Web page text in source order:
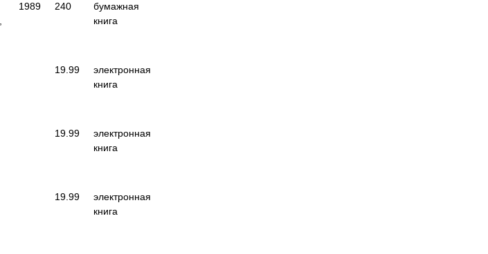
1989 240
бумажная
книга
19.99
электронная
книга
19.99
электронная
книга
19.99
электронная
книга